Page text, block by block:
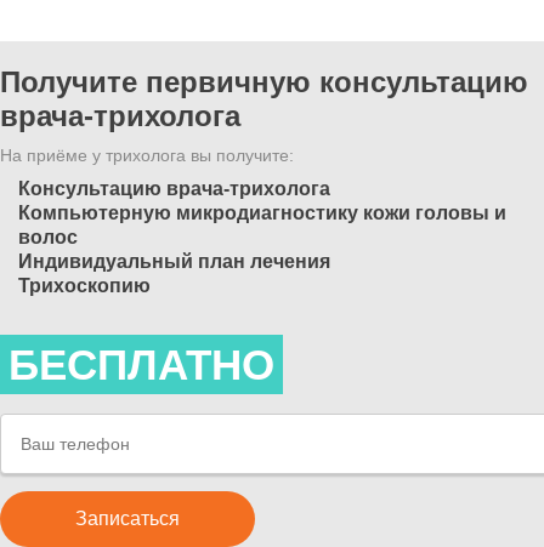
Получите первичную консультацию
врача-трихолога
На приёме у трихолога вы получите:
Консультацию врача-трихолога
Компьютерную микродиагностику кожи головы и
волос
Индивидуальный план лечения
Трихоскопию
БЕСПЛАТНО